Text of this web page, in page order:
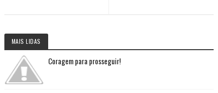
MAIS LIDAS
Coragem para prosseguir!